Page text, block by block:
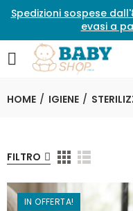
Spedizioni sospese
evasi a
HOME IGIENE
FILTRO
IN OFFERTA!